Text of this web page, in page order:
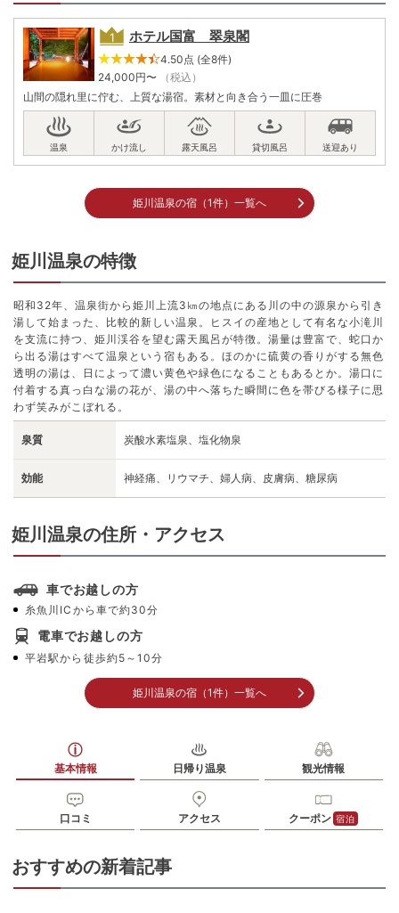
ホテル国富 翠泉閣
4.50点 (全8件)
24,000円〜
（税込）
山間の隠れ里に佇む、上質な湯宿。素材と向き合う一皿に圧巻
姫川温泉の宿（1件）一覧へ
姫川温泉の特徴
昭和32年、温泉街から姫川上流3㎞の地点にある川の中の源泉から引き
湯して始まった、比較的新しい温泉。ヒスイの産地として有名な小滝川
を支流に持つ、姫川渓谷を望む露天風呂が特徴。湯量は豊富で、蛇口か
ら出る湯はすべて温泉という宿もある。ほのかに硫黄の香りがする無色
透明の湯は、日によって濃い黄色や緑色になることもあるとか。湯口に
付着する真っ白な湯の花が、湯の中へ落ちた瞬間に色を帯びる様子に思
わず笑みがこぼれる。
泉質 炭酸水素塩泉、塩化物泉
効能 神経痛、リウマチ、婦人病、皮膚病、糖尿病
姫川温泉の住所・アクセス
車でお越しの方
糸魚川ICから車で約30分
電車でお越しの方
平岩駅から徒歩約5～10分
姫川温泉の宿（1件）一覧へ
基本情報 日帰り温泉 観光情報
口コミ アクセス クーポン 宿泊
おすすめの新着記事